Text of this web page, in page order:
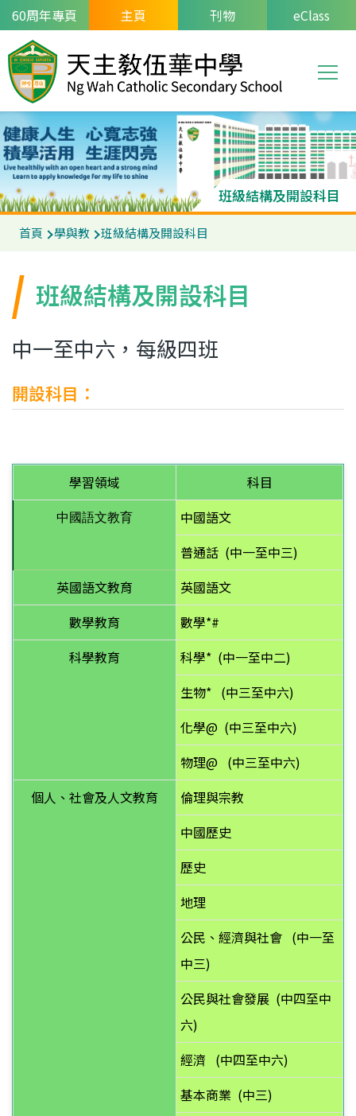
移至主內容
60周年專頁 主頁 刊物 eClass
Main
班級結構及開設科目
導
連
結
首頁 學與教 班級結構及開設科目
班級結構及開設科目
中一至中六，每級四班
開設科目：
學習領域 科目
中國語文教育
中國語文
普通話 (中一至中三)
英國語文教育
英國語文
數學教育
數學*#
科學教育
科學* (中一至中二)
生物* (中三至中六)
化學@ (中三至中六)
物理@ (中三至中六)
個人、社會及人文教育
倫理與宗教
中國歷史
歷史
地理
公民、經濟與社會 (中一至
中三)
公民與社會發展 (中四至中
六)
經濟 (中四至中六)
基本商業 (中三)